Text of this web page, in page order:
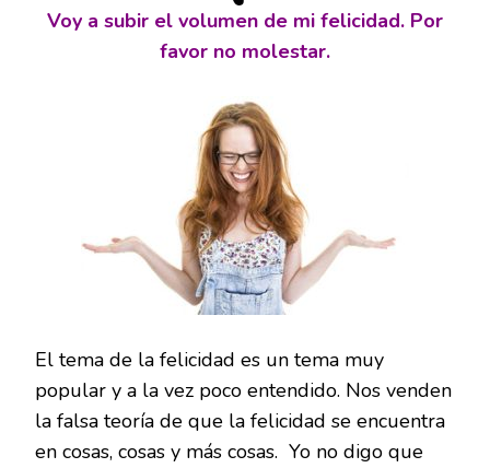
Voy a subir el volumen de mi felicidad. Por
favor no molestar.
El tema de la felicidad es un tema muy
popular y a la vez poco entendido. Nos venden
la falsa teoría de que la felicidad se encuentra
en cosas, cosas y más cosas. Yo no digo que